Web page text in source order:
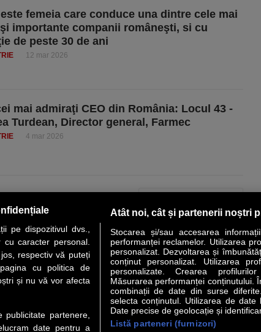
femeia care conduce una dintre cele mai
importante companii româneşti, si cu
de peste 30 de ani
12 mar 2026
mai admiraţi CEO din România: Locul 43 -
Turdean, Director general, Farmec
4 mar 2026
COVER STORY LIDERI ANALIZE HI-TECH MEET THE
iarul Financiar Politica de confidentialitate
Servicii
pe dispozitivul dvs.,
caracter personal.
respectiv vă puteți
cu politica de
și nu vă vor afecta
publicitate partenere,
date pentru a
Atât noi, cât și partenerii noștri
Stocarea și/sau accesarea
performanței reclamelor. Utilizarea
personalizat. Dezvoltarea și
conținut personalizat. Utilizarea
personalizate. Crearea
Măsurarea performanței conținutului.
combinații de date din surse
selecta conținutul. Utilizarea de date
Date precise de geolocație și
Listă parteneri (furnizori)